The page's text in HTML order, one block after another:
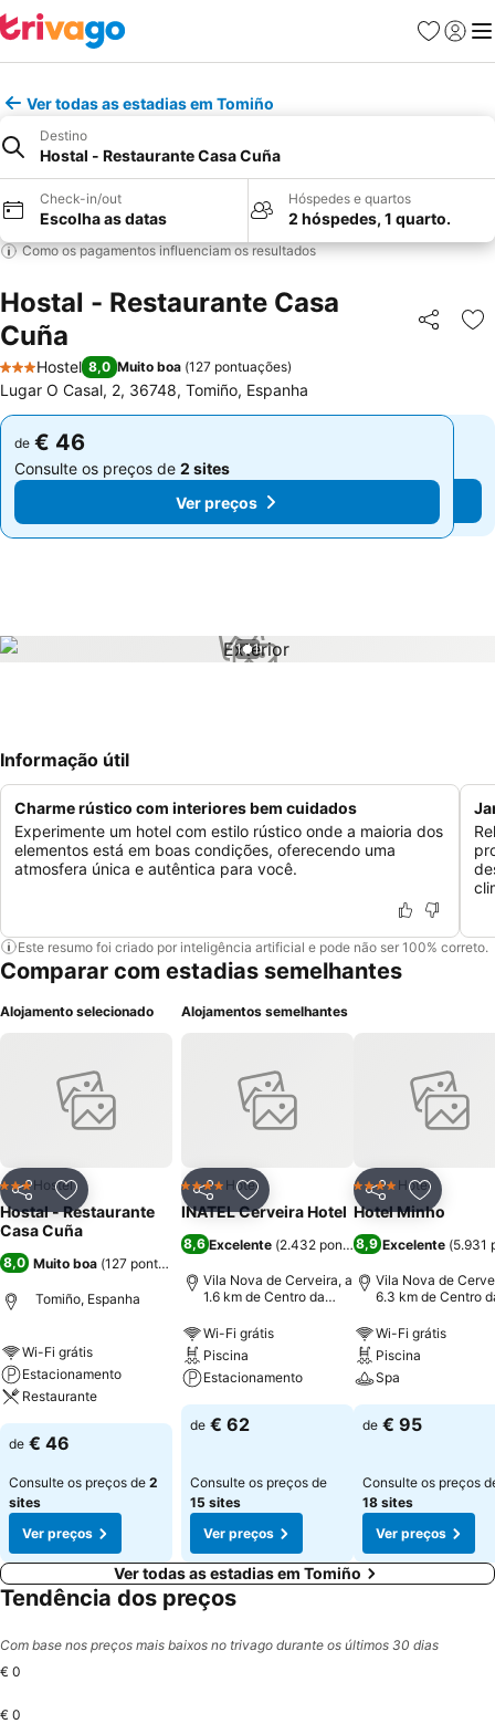
Favoritos
Iniciar
Ver todas as estadias em Tomiño
Destino
Hostal - Restaurante Casa Cuña
Check-in/out
Escolha as datas
Hóspedes e quartos
2 hóspedes, 1 quarto.
Como os pagamentos influenciam os resultados
Hostal - Restaurante Casa
Cuña
Partilhar
3 Estrelas
Hostel 8,0 Muito boa (127 pontuações)
Lugar O Casal, 2, 36748, Tomiño, Espanha
de € 46
Consulte os preços de 2 sites
Ver preços
de € 46
Consulte os preços de 2 sites
Ver preços
1 / 1
Informação útil
Charme rústico com interiores bem cuidados
Experimente um hotel com estilo rústico onde a maioria dos
elementos está em boas condições, oferecendo uma
atmosfera única e autêntica para você.
Este resumo foi criado por inteligência artificial e pode não ser 100% correto.
Comparar com estadias semelhantes
Alojamento selecionado
PartilharAdicionar aos favoritos
3 Estrelas
Hostel
Hostal - Restaurante
Casa Cuña
8,0 Muito boa (127 pontuações
Tomiño, Espanha
Wi-Fi grátis
Estacionamento
Restaurante
de € 46
Consulte os preços de 2
sites
Ver preços
Alojamentos semelhantes
PartilharAdicionar aos favoritos
4 EstrelasHotel
INATEL Cerveira Hotel
8,6Excelente (2.432 pontuações)
Vila Nova de Cerveira, a
1.6 km de Centro da
Wi-Fi grátis
Piscina
Estacionamento
de € 62
Consulte os preços de
15 sites
Ver preços
Partilhar
4 EstrelasHotel
Hotel Minho
8,9 Excelente (5.931
Vila Nova de
6.3 km de Centro
Wi-Fi grátis
Piscina
Spa
de € 95
Consulte os preços
18 sites
Ver preços
Ver todas as estadias em Tomiño
Tendência dos preços
Com base nos preços mais baixos no trivago durante os últimos 30 dias
€ 0
€ 0